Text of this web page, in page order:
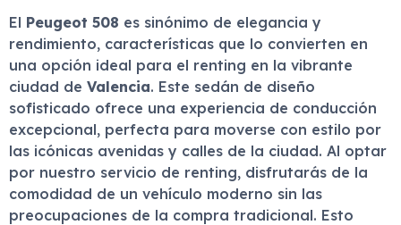
El Peugeot 508 es sinónimo de elegancia y
rendimiento, características que lo convierten en
una opción ideal para el renting en la vibrante
ciudad de Valencia. Este sedán de diseño
sofisticado ofrece una experiencia de conducción
excepcional, perfecta para moverse con estilo por
las icónicas avenidas y calles de la ciudad. Al optar
por nuestro servicio de renting, disfrutarás de la
comodidad de un vehículo moderno sin las
preocupaciones de la compra tradicional. Esto